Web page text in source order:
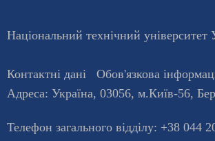
Національний технічний університет
Контактні дані Обов'язкова
Адреса: Україна, 03056, м.Київ-56,
Телефон загального відділу: +38 044